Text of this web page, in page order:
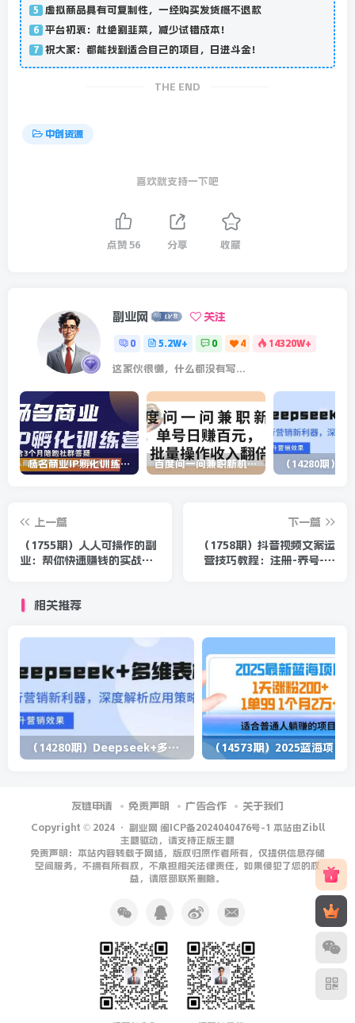
5 虚拟商品具有可复制性，一经购买发货概不退款
6 平台初衷：杜绝割韭菜，减少试错成本！
7 祝大家：都能找到适合自己的项目，日进斗金！
THE END
中创资源
喜欢就支持一下吧
点赞 56 分享 收藏
副业网 关注
0 5.2W+ 0 4 14320W+
这家伙很懒，什么都没有写...
杨名商业IP孵化训练营，从商业到内容到转化一站式学 价值5980元 百度问一问兼职新机遇，单号日赚百元，批量操作收入翻倍
上一篇
（1755期）人人可操作的副
业：帮你快速赚钱的实战案
下一篇
（1758期）抖音视频文案运
营技巧教程：注册-养号-发
相关推荐
（14280期）Deepseek+多维表格，银行营销新利器，深度解析应用策略，提升营销效果
友链申请 免责声明 广告合作 关于我们
Copyright © 2024 · 副业网 闽ICP备2024040476号-1 本站由Zibll
主题驱动，请支持正版主题
免责声明：本站内容转载于网络，版权归原作者所有，仅提供信息存储
空间服务，不拥有所有权，不承担相关法律责任，如果侵犯了您的权
益，请底部联系删除。